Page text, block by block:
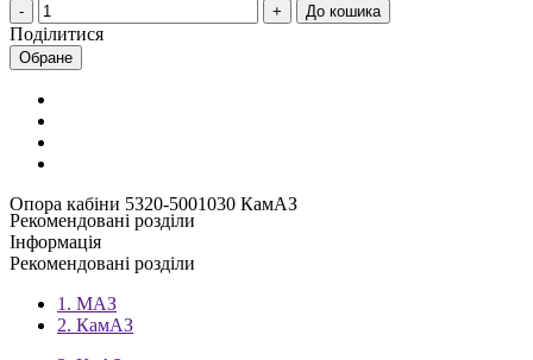
До кошика
Поділитися
Обране
Опора кабіни 5320-5001030 КамАЗ
Рекомендовані розділи
Інформація
Рекомендовані розділи
1. МАЗ
2. КамАЗ